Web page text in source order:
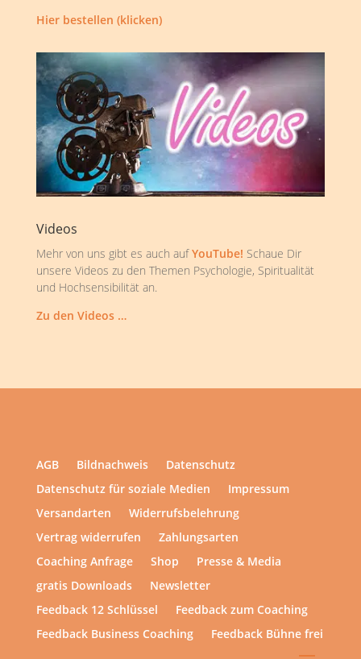
Hier bestellen (klicken)
Videos
Mehr von uns gibt es auch aufYouTube! Schaue Dir
unsere Videos zu den Themen Psychologie, Spiritualität
und Hochsensibilität an.
Zu den Videos …
AGB Bildnachweis
Datenschutz
Datenschutz für soziale Medien
Impressum
Versandarten
Widerrufsbelehrung
Vertrag widerrufen
Zahlungsarten
Coaching Anfrage
Shop
Presse & Media
gratis Downloads
Newsletter
Feedback 12 Schlüssel
Feedback zum Coaching
Feedback Business Coaching
Feedback Bühne frei